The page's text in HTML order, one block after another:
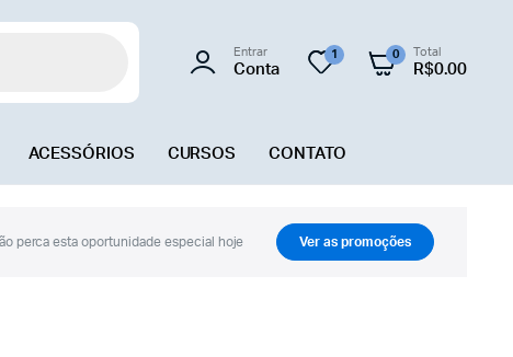
Entrar
Conta
1 0 Total
R$0.00
ACESSÓRIOS CURSOS CONTATO
perca esta oportunidade especial hoje Ver as promoções